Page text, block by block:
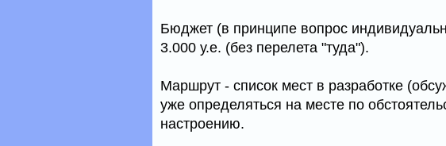
Бюджет (в принципе вопрос
3.000 у.е. (без перелета "туда").
Маршрут - список мест в разработке
уже определяться на месте по
настроению.